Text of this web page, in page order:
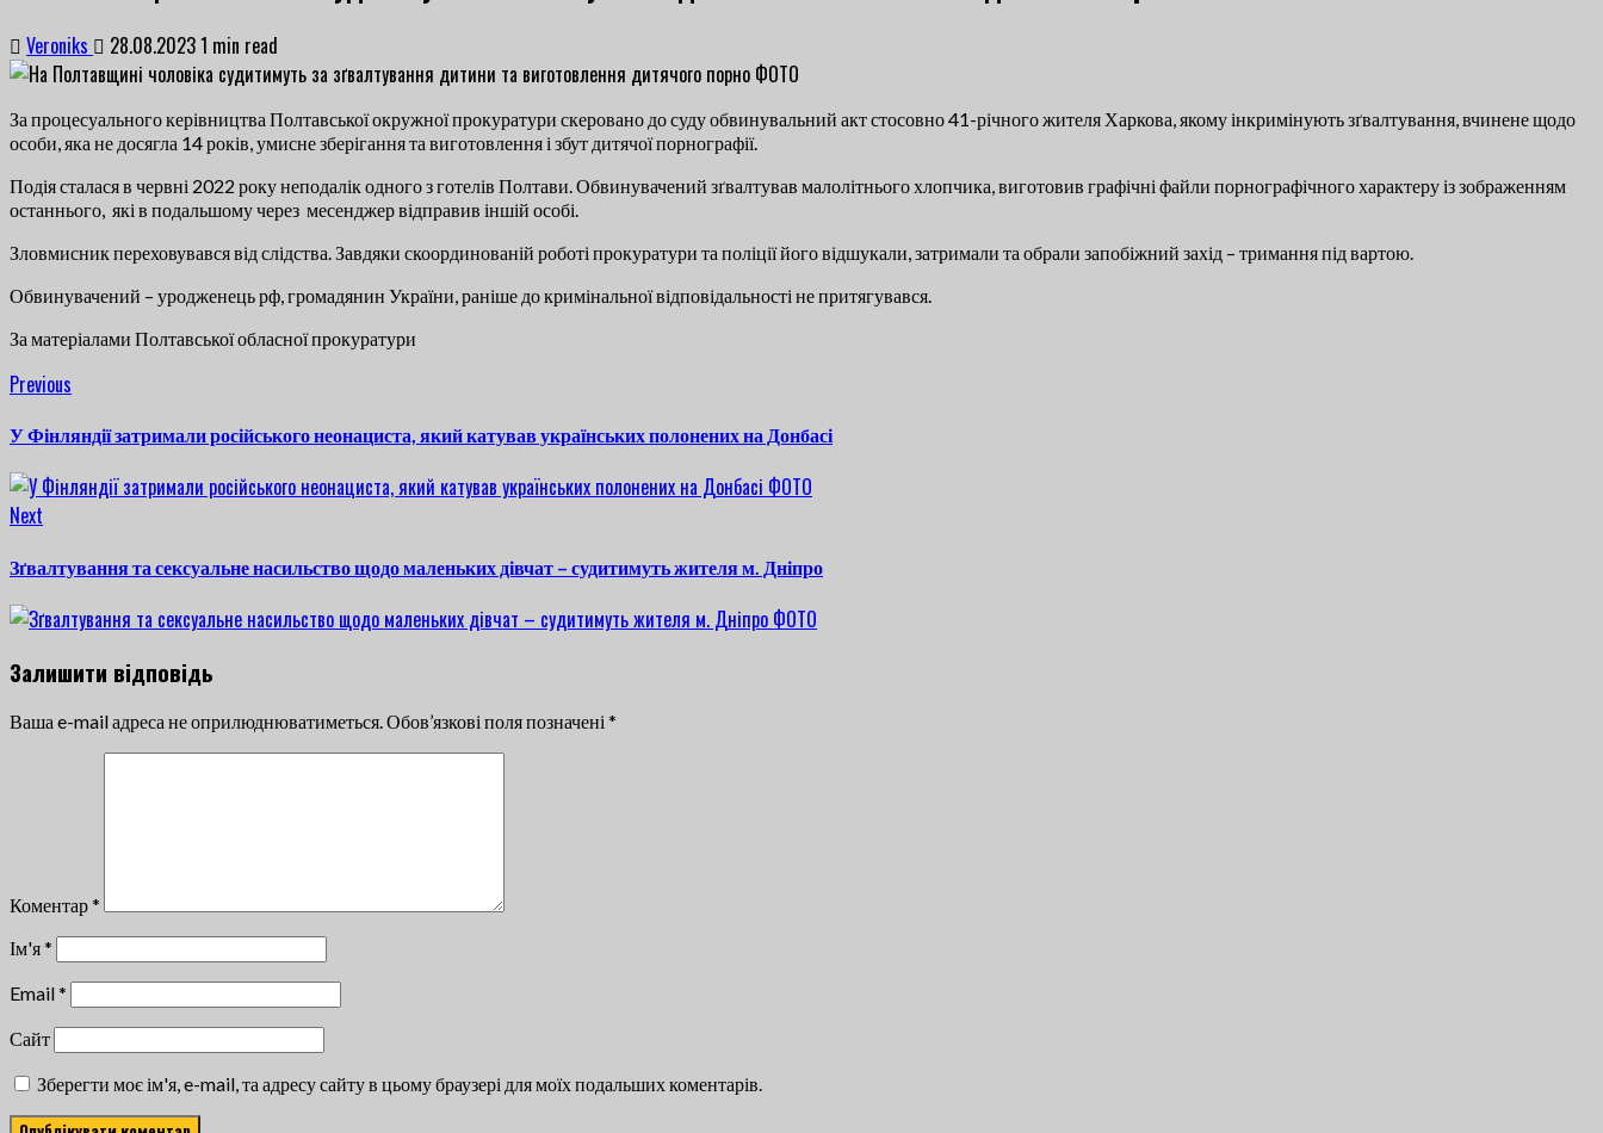
Veroniks 28.08.20231 min read
За процесуального керівництва Полтавської окружної прокуратури скеровано до суду обвинувальний акт стосовно 41-річного жителя Харкова, якому інкримінують зґвалтування, вчинене щодо
особи, яка не досягла 14 років, умисне зберігання та виготовлення і збут дитячої порнографії.
Подія сталася в червні 2022 року неподалік одного з готелів Полтави. Обвинувачений зґвалтував малолітнього хлопчика, виготовив графічні файли порнографічного характеру із зображенням
останнього, які в подальшому через месенджер відправив іншій особі.
Зловмисник переховувався від слідства. Завдяки скоординованій роботі прокуратури та поліції його відшукали, затримали та обрали запобіжний захід – тримання під вартою.
Обвинувачений – уродженець рф, громадянин України, раніше до кримінальної відповідальності не притягувався.
За матеріалами Полтавської обласної прокуратури
Continue
Reading
Previous
У Фінляндії затримали російського неонациста, який катував українських полонених на Донбасі
Next
Зґвалтування та сексуальне насильство щодо маленьких дівчат – судитимуть жителя м. Дніпро
Залишити відповідь
Ваша e-mail адреса не оприлюднюватиметься.Обов’язкові поля позначені *
Коментар*
Ім'я*
Email*
Сайт
Зберегти моє ім'я, e-mail, та адресу сайту в цьому браузері для моїх подальших коментарів.